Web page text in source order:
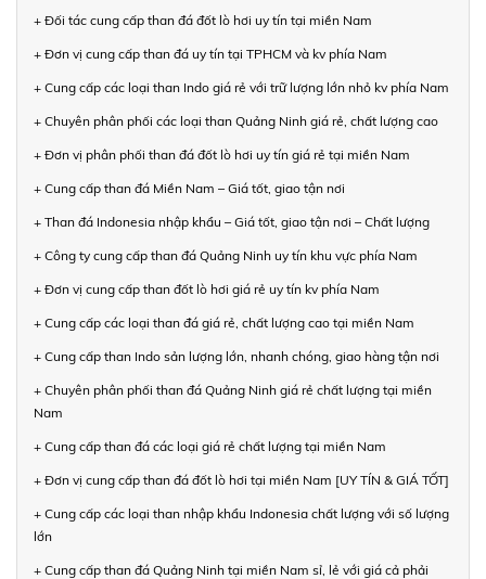
+ Đối tác cung cấp than đá đốt lò hơi uy tín tại miền Nam
+ Đơn vị cung cấp than đá uy tín tại TPHCM và kv phía Nam
+ Cung cấp các loại than Indo giá rẻ với trữ lượng lớn nhỏ kv phía Nam
+ Chuyên phân phối các loại than Quảng Ninh giá rẻ, chất lượng cao
+ Đơn vị phân phối than đá đốt lò hơi uy tín giá rẻ tại miền Nam
+ Cung cấp than đá Miền Nam – Giá tốt, giao tận nơi
+ Than đá Indonesia nhập khẩu – Giá tốt, giao tận nơi – Chất lượng
+ Công ty cung cấp than đá Quảng Ninh uy tín khu vực phía Nam
+ Đơn vị cung cấp than đốt lò hơi giá rẻ uy tín kv phía Nam
+ Cung cấp các loại than đá giá rẻ, chất lượng cao tại miền Nam
+ Cung cấp than Indo sản lượng lớn, nhanh chóng, giao hàng tận nơi
+ Chuyên phân phối than đá Quảng Ninh giá rẻ chất lượng tại miền
Nam
+ Cung cấp than đá các loại giá rẻ chất lượng tại miền Nam
+ Đơn vị cung cấp than đá đốt lò hơi tại miền Nam [UY TÍN & GIÁ TỐT]
+ Cung cấp các loại than nhập khẩu Indonesia chất lượng với số lượng
lớn
+ Cung cấp than đá Quảng Ninh tại miền Nam sỉ, lẻ với giá cả phải